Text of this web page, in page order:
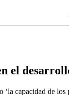
el
capacidad de